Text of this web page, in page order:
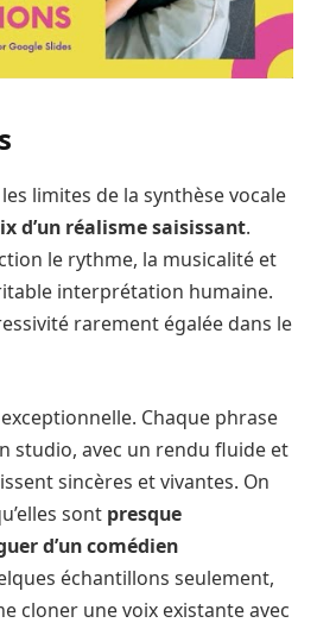
limites de la synthèse vocale
d’un réalisme saisissant.
le rythme, la musicalité et
interprétation humaine.
rarement égalée dans le
Chaque phrase
studio, avec un rendu fluide et
sincères et vivantes. On
sont presque
d’un comédien
échantillons seulement,
cloner une voix existante avec